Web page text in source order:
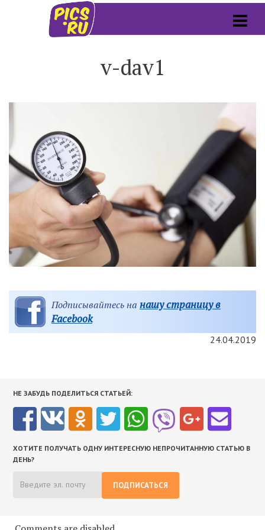
v-dav1
Подписывайтесь на нашу страницу в
Facebook
24.04.2019
НЕ ЗАБУДЬ ПОДЕЛИТЬСЯ СТАТЬЕЙ:
ХОТИТЕ ПОЛУЧАТЬ ОДНУ ИНТЕРЕСНУЮ НЕПРОЧИТАННУЮ СТАТЬЮ В
ДЕНЬ?
ПОДПИСАТЬСЯ